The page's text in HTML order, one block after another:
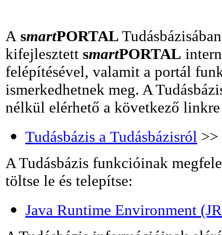
A smartPORTAL
kifejlesztett smartPORTAL
felépítésével, valamit a portál
ismerkedhetnek meg. A
nélkül elérhető a következő
Tudásbázis a Tudásbázisról >>
A Tudásbázis funkcióinak
töltse le és telepítse:
Java Runtime Environment